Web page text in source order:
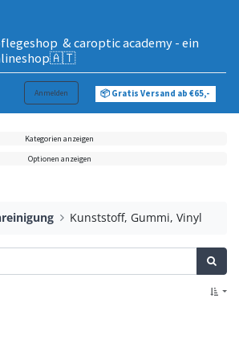
& caroptic academy - ein
Anmelden 📦 Gratis Versand ab €65,-
Kategorien anzeigen
Optionen anzeigen
Kunststoff, Gummi, Vinyl